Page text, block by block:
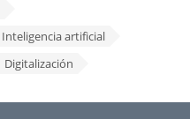
Inteligencia artificial
Digitalización